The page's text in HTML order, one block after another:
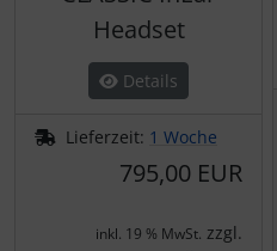
Headset
Details
Lieferzeit: 1 Woche
795,00 EUR
inkl. 19 % MwSt. zzgl.
Schlüsselanhänger
Schmuck